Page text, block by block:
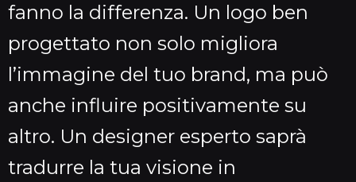
fanno la differenza. Un logo ben
progettato non solo migliora
l’immagine del tuo brand, ma può
anche influire positivamente su
altro. Un designer esperto saprà
tradurre la tua visione in